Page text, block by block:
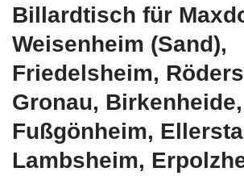
Billardtisch für
Weisenheim (Sand),
Friedelsheim,
Gronau, Birkenheide,
Fußgönheim,
Lambsheim,